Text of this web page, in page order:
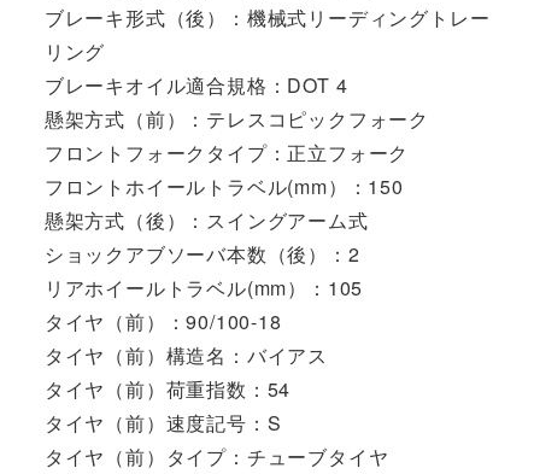
ブレーキ形式（後）：機械式リーディングトレー
リング
ブレーキオイル適合規格：DOT 4
懸架方式（前）：テレスコピックフォーク
フロントフォークタイプ：正立フォーク
フロントホイールトラベル(mm）：150
懸架方式（後）：スイングアーム式
ショックアブソーバ本数（後）：2
リアホイールトラベル(mm）：105
タイヤ（前）：90/100-18
タイヤ（前）構造名：バイアス
タイヤ（前）荷重指数：54
タイヤ（前）速度記号：S
タイヤ（前）タイプ：チューブタイヤ